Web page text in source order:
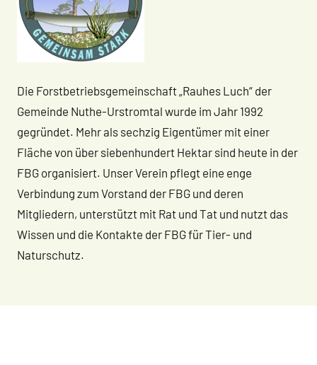
Die Forstbetriebsgemeinschaft „Rauhes Luch“ der
Gemeinde Nuthe-Urstromtal wurde im Jahr 1992
gegründet. Mehr als sechzig Eigentümer mit einer
Fläche von über siebenhundert Hektar sind heute in der
FBG organisiert. Unser Verein pflegt eine enge
Verbindung zum Vorstand der FBG und deren
Mitgliedern, unterstützt mit Rat und Tat und nutzt das
Wissen und die Kontakte der FBG für Tier- und
Naturschutz.